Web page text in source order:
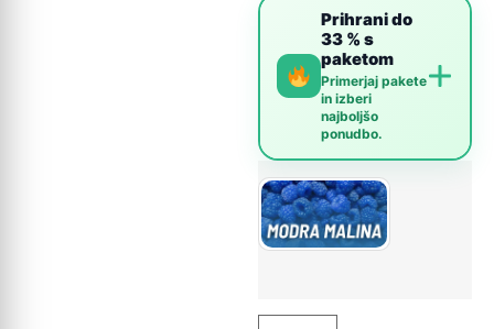
Prihrani do
33 % s
paketom
Primerjaj pakete
in izberi
najboljšo
ponudbo.